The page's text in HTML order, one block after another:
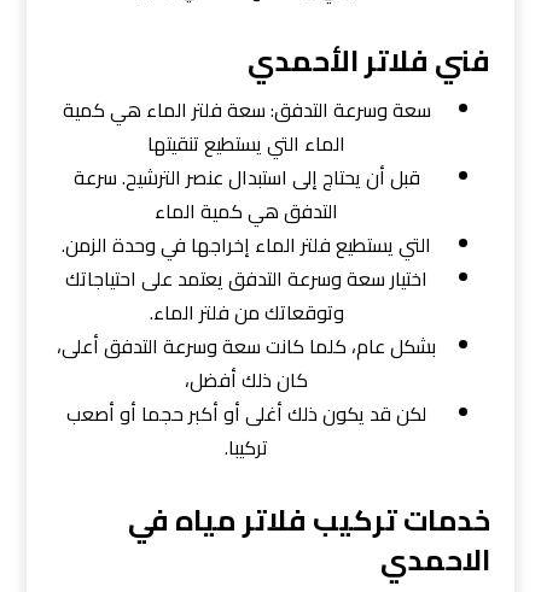
فني فلاتر الأحمدي
سعة وسرعة التدفق: سعة فلتر الماء هي كمية
الماء التي يستطيع تنقيتها
قبل أن يحتاج إلى استبدال عنصر الترشيح. سرعة
التدفق هي كمية الماء
التي يستطيع فلتر الماء إخراجها في وحدة الزمن.
اختيار سعة وسرعة التدفق يعتمد على احتياجاتك
وتوقعاتك من فلتر الماء.
بشكل عام، كلما كانت سعة وسرعة التدفق أعلى،
كان ذلك أفضل،
لكن قد يكون ذلك أغلى أو أكبر حجما أو أصعب
تركيبا.
خدمات تركيب فلاتر مياه في
الاحمدي